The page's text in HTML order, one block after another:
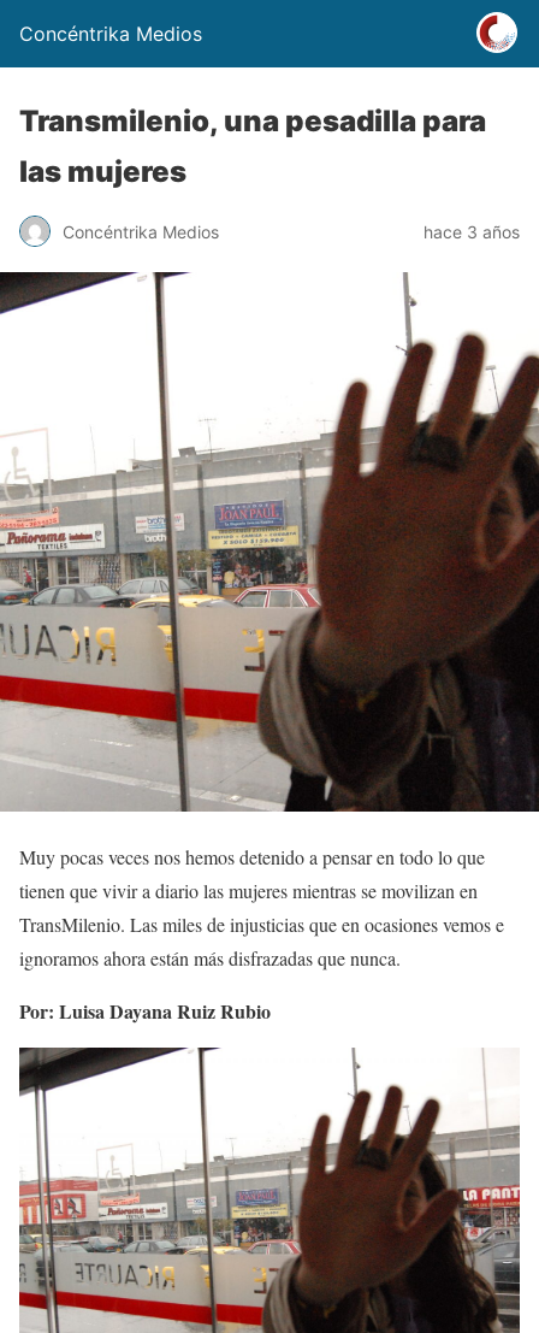
Concéntrika Medios
Transmilenio, una pesadilla para
las mujeres
Concéntrika Medios hace 3 años
Muy pocas veces nos hemos detenido a pensar en todo lo que
tienen que vivir a diario las mujeres mientras se movilizan en
TransMilenio. Las miles de injusticias que en ocasiones vemos e
ignoramos ahora están más disfrazadas que nunca.
Por: Luisa Dayana Ruiz Rubio